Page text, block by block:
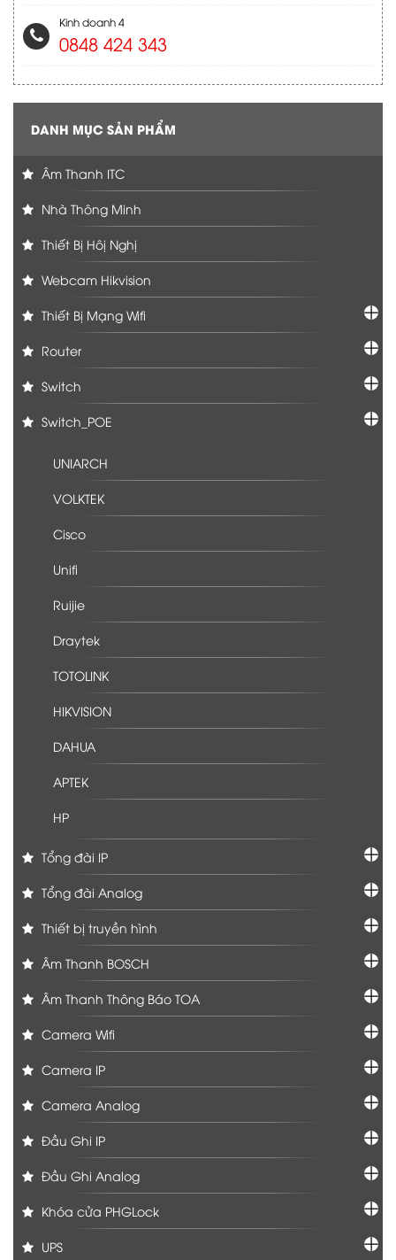
Kinh doanh 4
0848 424 343
DANH MỤC SẢN PHẨM
Âm Thanh ITC
Nhà Thông Minh
Thiết Bị Hôị Nghị
Webcam Hikvision
Thiết Bị Mạng Wifi
Router
Switch
Switch_POE
UNIARCH
VOLKTEK
Cisco
Unifi
Ruijie
Draytek
TOTOLINK
HIKVISION
DAHUA
APTEK
HP
Tổng đài IP
Tổng đài Analog
Thiết bị truyền hình
Âm Thanh BOSCH
Âm Thanh Thông Báo TOA
Camera Wifi
Camera IP
Camera Analog
Đầu Ghi IP
Đầu Ghi Analog
Khóa cửa PHGLock
UPS